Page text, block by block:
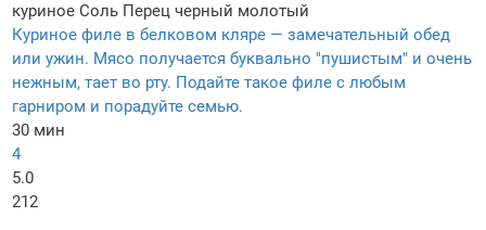
куриное Соль Перец черный молотый
Куриное филе в белковом кляре — замечательный обед
или ужин. Мясо получается буквально "пушистым" и очень
нежным, тает во рту. Подайте такое филе с любым
гарниром и порадуйте семью.
30 мин
4
5.0
212